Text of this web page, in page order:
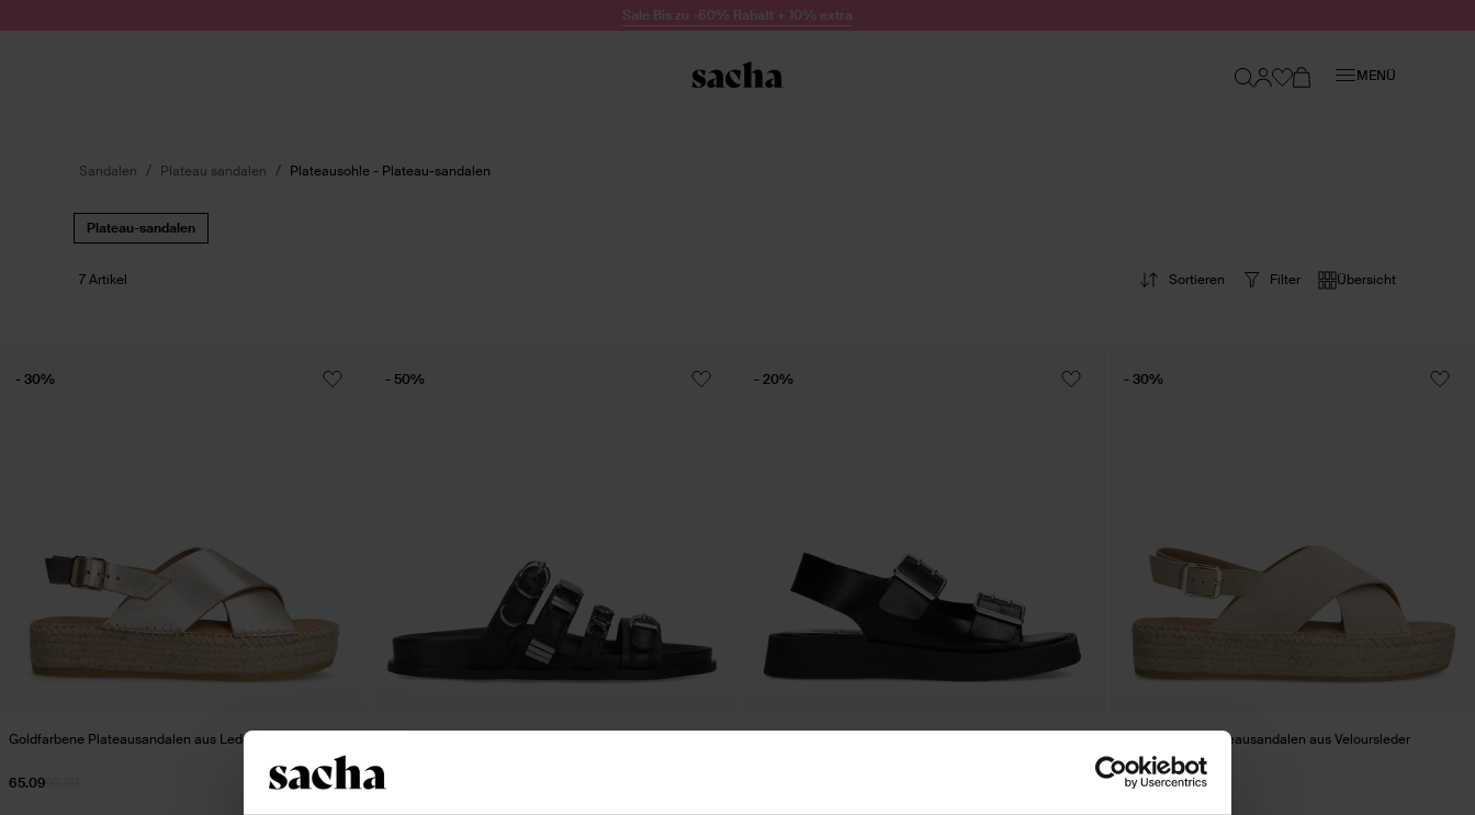
Sale Bis zu -60% Rabatt + 10% extra
MENÜ
Sandalen Plateau sandalen Plateausohle - Plateau-sandalen
Plateau-sandalen
Filter Übersicht
7 Artikel Sortieren
Goldfarbene Plateausandalen aus Leder
65.09
- 30% - 50% - 20%
Beigefarbene Plateausandalen aus Veloursleder
92.99
65.09
- 30%